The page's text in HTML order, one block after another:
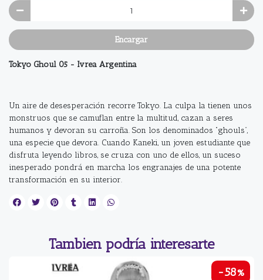
Encargar
Tokyo Ghoul 05 - Ivrea Argentina
Un aire de desesperación recorre Tokyo. La culpa la tienen unos
monstruos que se camuflan entre la multitud, cazan a seres
humanos y devoran su carroña. Son los denominados “ghouls”,
una especie que devora. Cuando Kaneki, un joven estudiante que
disfruta leyendo libros, se cruza con uno de ellos, un suceso
inesperado pondrá en marcha los engranajes de una potente
transformación en su interior.
Tambien podría interesarte
-58%